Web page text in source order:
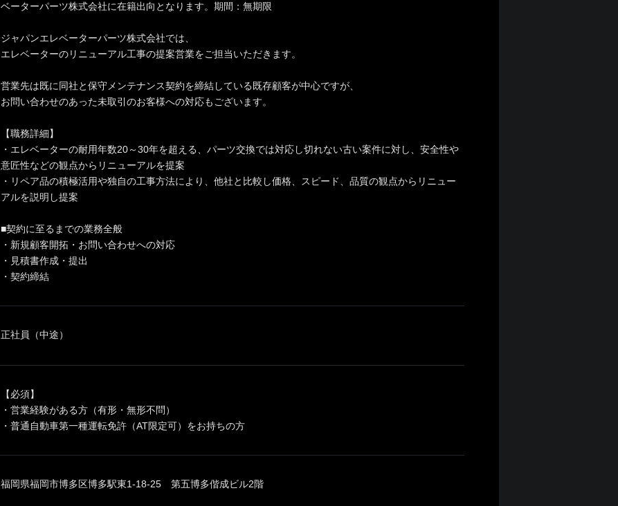
ベーターパーツ株式会社に在籍出向となります。期間：無期限
ジャパンエレベーターパーツ株式会社では、
エレベーターのリニューアル工事の提案営業をご担当いただきます。
営業先は既に同社と保守メンテナンス契約を締結している既存顧客が中心ですが、
お問い合わせのあった未取引のお客様への対応もございます。
【職務詳細】
・エレベーターの耐用年数20～30年を超える、パーツ交換では対応し切れない古い案件に対し、安全性や
意匠性などの観点からリニューアルを提案
・リペア品の積極活用や独自の工事方法により、他社と比較し価格、スピード、品質の観点からリニュー
アルを説明し提案
■契約に至るまでの業務全般
・新規顧客開拓・お問い合わせへの対応
・見積書作成・提出
・契約締結
正社員（中途）
【必須】
・営業経験がある方（有形・無形不問）
・普通自動車第一種運転免許（AT限定可）をお持ちの方
福岡県福岡市博多区博多駅東1-18-25 第五博多偕成ビル2階